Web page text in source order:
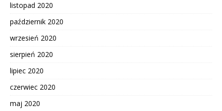
listopad 2020
październik 2020
wrzesień 2020
sierpień 2020
lipiec 2020
czerwiec 2020
maj 2020